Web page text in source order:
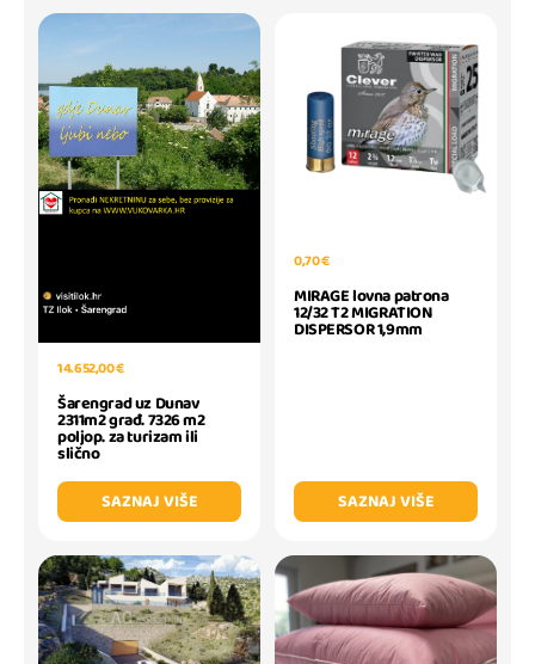
14.652,00 €
Šarengrad uz Dunav
2311m2 građ. 7326 m2
poljop. za turizam ili
slično
SAZNAJ VIŠE
0,70 €
MIRAGE lovna patrona
12/32 T2 MIGRATION
DISPERSOR 1,9mm
SAZNAJ VIŠE